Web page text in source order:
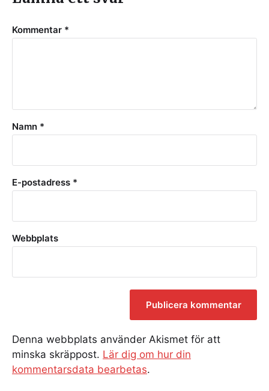
Kommentar *
Namn *
E-postadress *
Webbplats
Denna webbplats använder Akismet för att
minska skräppost. Lär dig om hur din
kommentarsdata bearbetas.